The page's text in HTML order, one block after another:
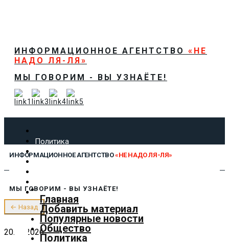
ИНФОРМАЦИОННОЕ АГЕНТСТВО «НЕ
НАДО ЛЯ-ЛЯ»
МЫ ГОВОРИМ - ВЫ УЗНАЁТЕ!
Политика
Экономика
Культура
Предложить новость
О нас
ИНФОРМАЦИОННОЕ АГЕНТСТВО«НЕ НАДО ЛЯ-ЛЯ»
Главная
Добавить материал
Популярные новости
Общество
Политика
МЫ ГОВОРИМ - ВЫ УЗНАЁТЕ!
← Назад
20.06.2026